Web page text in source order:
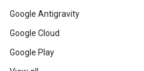
Google Antigravity
Google Cloud
Google Play